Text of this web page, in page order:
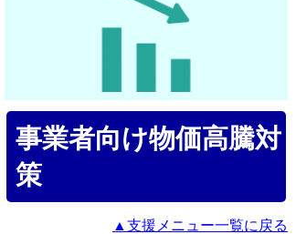
事業者向け物価高騰対
策
▲支援メニュー一覧に戻る